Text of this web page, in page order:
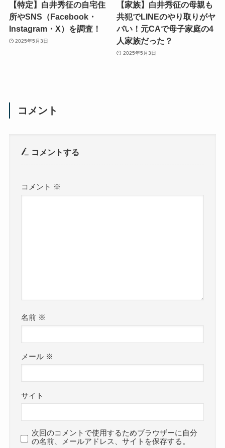
【特定】白井秀征の自宅住
所やSNS（Facebook・
Instagram・X）を調査！
2025年5月3日
【家族】白井秀征の母親も
共犯でLINEのやり取りがヤ
バい！元CAで母子家庭の4
人家族だった？
2025年5月3日
コメント
コメントする
コメント ※
名前 ※
メール ※
サイト
次回のコメントで使用するためブラウザーに自分
の名前、メールアドレス、サイトを保存する。